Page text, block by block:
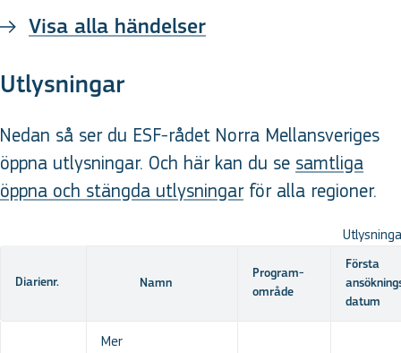
Visa alla händelser
Utlysningar
Nedan så ser du ESF-rådet Norra Mellansveriges
öppna utlysningar. Och här kan du se samtliga
öppna och stängda utlysningarför alla regioner.
Diarienr. Namn
Program­
område
Första
datum
Mer